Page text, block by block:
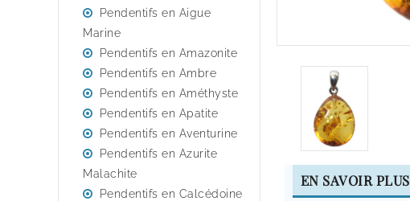
Pendentifs en Aigue
Marine
Pendentifs en Amazonite
Pendentifs en Ambre
Pendentifs en Améthyste
Pendentifs en Apatite
Pendentifs en Aventurine
Pendentifs en Azurite
Malachite
Pendentifs en Calcédoine
EN SAVOIR PLUS